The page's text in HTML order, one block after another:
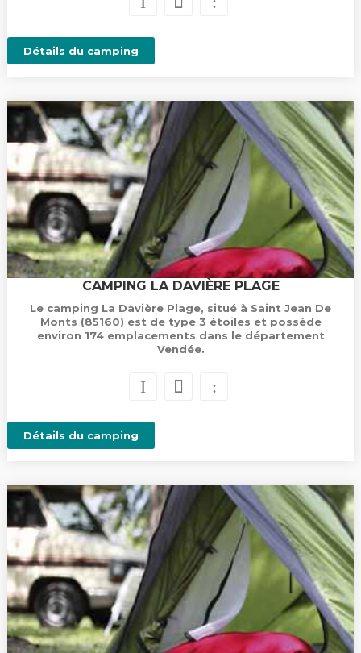
Détails du camping
CAMPING LA DAVIÈRE PLAGE
Le camping La Davière Plage, situé à Saint Jean De
Monts (85160) est de type 3 étoiles et possède
environ 174 emplacements dans le département
Vendée.
Détails du camping